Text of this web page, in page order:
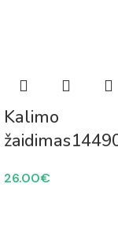
Kalimo
26.00€